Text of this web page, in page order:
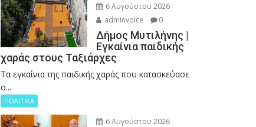
6 Αυγούστου 2026
adminvoice
0
Δήμος Μυτιλήνης |
Εγκαίνια παιδικής
χαράς στους Ταξιάρχες
Tα εγκαίνια της παιδικής χαράς που κατασκεύασε
ο...
ΠΟΛΙΤΙΚΑ
6 Αυγούστου 2026